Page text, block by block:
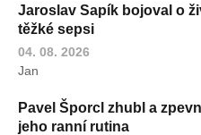
Jaroslav Sapík bojoval o
těžké sepsi
04. 08. 2026
Jan
Pavel Šporcl zhubl a
jeho ranní rutina